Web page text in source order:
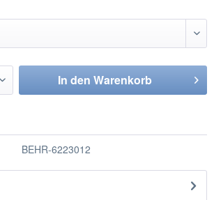
In den Warenkorb
BEHR-6223012